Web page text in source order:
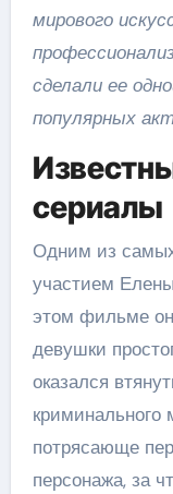
мирового
сделали ее
популярных
сериалы
Одним из
участием
этом фильме
девушки
оказался
криминального
потрясающе
персонажа, за